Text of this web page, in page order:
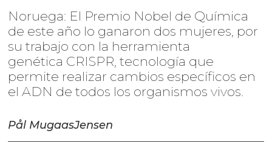
Noruega: El Premio Nobel de Química
de este año lo ganaron dos mujeres, por
su trabajo con la herramienta
genética CRISPR, tecnología que
permite realizar cambios específicos en
el ADN de todos los organismos vivos.
Pål MugaasJensen